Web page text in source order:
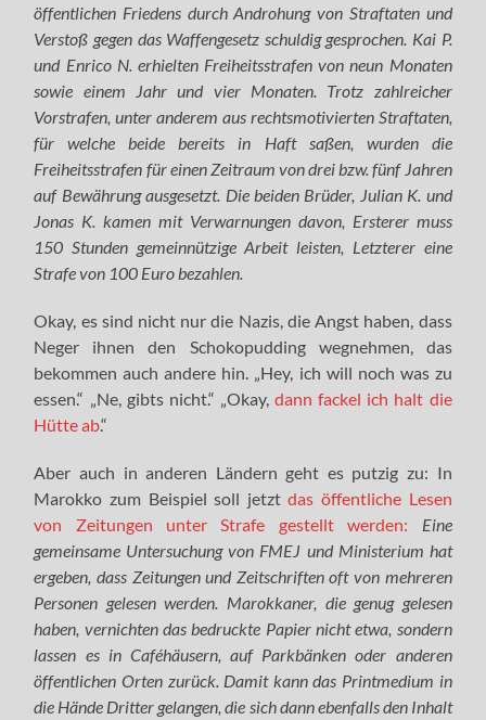
öffentlichen Friedens durch Androhung von Straftaten und
Verstoß gegen das Waffengesetz schuldig gesprochen. Kai P.
und Enrico N. erhielten Freiheitsstrafen von neun Monaten
sowie einem Jahr und vier Monaten. Trotz zahlreicher
Vorstrafen, unter anderem aus rechtsmotivierten Straftaten,
für welche beide bereits in Haft saßen, wurden die
Freiheitsstrafen für einen Zeitraum von drei bzw. fünf Jahren
auf Bewährung ausgesetzt. Die beiden Brüder, Julian K. und
Jonas K. kamen mit Verwarnungen davon, Ersterer muss
150 Stunden gemeinnützige Arbeit leisten, Letzterer eine
Strafe von 100 Euro bezahlen.
Okay, es sind nicht nur die Nazis, die Angst haben, dass
Neger ihnen den Schokopudding wegnehmen, das
bekommen auch andere hin. „Hey, ich will noch was zu
essen.“ „Ne, gibts nicht.“ „Okay,dann fackel ich halt die
Hütte ab.“
Aber auch in anderen Ländern geht es putzig zu: In
Marokko zum Beispiel soll jetztdas öffentliche Lesen
von Zeitungen unter Strafe gestellt werden:
Eine
gemeinsame Untersuchung von FMEJ und Ministerium hat
ergeben, dass Zeitungen und Zeitschriften oft von mehreren
Personen gelesen werden. Marokkaner, die genug gelesen
haben, vernichten das bedruckte Papier nicht etwa, sondern
lassen es in Caféhäusern, auf Parkbänken oder anderen
öffentlichen Orten zurück. Damit kann das Printmedium in
die Hände Dritter gelangen, die sich dann ebenfalls den Inhalt